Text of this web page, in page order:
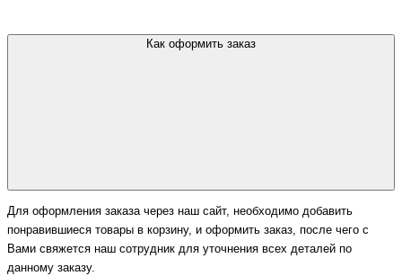
Как оформить заказ
Для оформления заказа через наш сайт, необходимо добавить
понравившиеся товары в корзину, и оформить заказ, после чего с
Вами свяжется наш сотрудник для уточнения всех деталей по
данному заказу.